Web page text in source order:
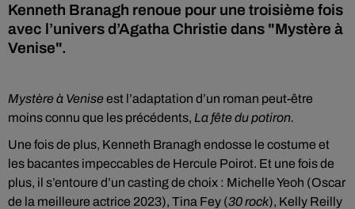
Kenneth Branagh renoue pour une troisième fois
avec l’univers d’Agatha Christie dans "Mystère à
Venise".
Mystère à Veniseest l’adaptation d’un roman peut-être
moins connu que les précédents, La fête du potiron.
Une fois de plus, Kenneth Branagh endosse le costume et
les bacantes impeccables de Hercule Poirot. Et une fois de
plus, il s’entoure d’un casting de choix : Michelle Yeoh (Oscar
de la meilleure actrice 2023), Tina Fey (30 rock), Kelly Reilly